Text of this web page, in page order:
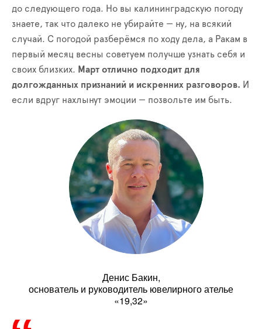
до следующего года. Но вы калининградскую погоду
знаете, так что далеко не убирайте — ну, на всякий
случай. С погодой разберёмся по ходу дела, а Ракам в
первый месяц весны советуем получше узнать себя и
своих близких. Март отлично подходит для
долгожданных признаний и искренних разговоров. И
если вдруг нахлынут эмоции — позвольте им быть.
Денис Бакин,
основатель и руководитель ювелирного ателье
«19,32»